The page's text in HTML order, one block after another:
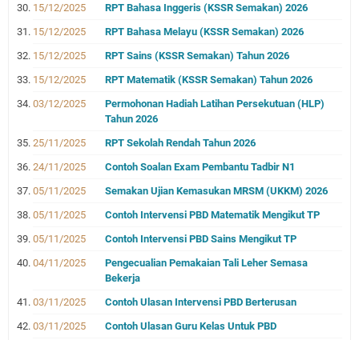
15/12/2025
RPT Bahasa Inggeris (KSSR Semakan) 2026
15/12/2025
RPT Bahasa Melayu (KSSR Semakan) 2026
15/12/2025
RPT Sains (KSSR Semakan) Tahun 2026
15/12/2025
RPT Matematik (KSSR Semakan) Tahun 2026
03/12/2025
Permohonan Hadiah Latihan Persekutuan (HLP)
Tahun 2026
25/11/2025
RPT Sekolah Rendah Tahun 2026
24/11/2025
Contoh Soalan Exam Pembantu Tadbir N1
05/11/2025
Semakan Ujian Kemasukan MRSM (UKKM) 2026
05/11/2025
Contoh Intervensi PBD Matematik Mengikut TP
05/11/2025
Contoh Intervensi PBD Sains Mengikut TP
04/11/2025
Pengecualian Pemakaian Tali Leher Semasa
Bekerja
03/11/2025
Contoh Ulasan Intervensi PBD Berterusan
03/11/2025
Contoh Ulasan Guru Kelas Untuk PBD